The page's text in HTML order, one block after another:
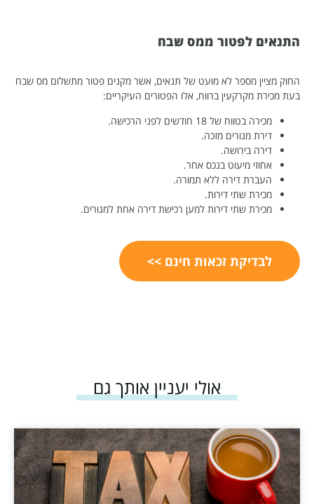
התנאים לפטור ממס שבח
החוק מציין מספר לא מועט של תנאים, אשר מקנים פטור מתשלום מס שבח
בעת מכירת מקרקעין ברווח, אלו הפטורים העיקריים:
מכירה בטווח של 18 חודשים לפני הרכישה.
דירת מגורים מזכה.
דירה בירושה.
אחוזי מיעוט בנכס אחר.
העברת דירה ללא תמורה.
מכירת שתי דירות.
מכירת שתי דירות למען רכישת דירה אחת למגורים.
לבדיקת זכאות חינם >>
אולי יעניין אותך גם